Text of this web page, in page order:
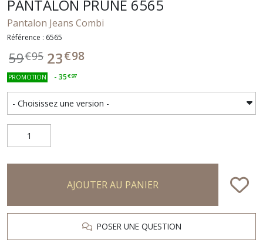
PANTALON PRUNE 6565
Pantalon Jeans Combi
Référence : 6565
59€95 23€98
PROMOTION - 35€97
AJOUTER AU PANIER
POSER UNE QUESTION